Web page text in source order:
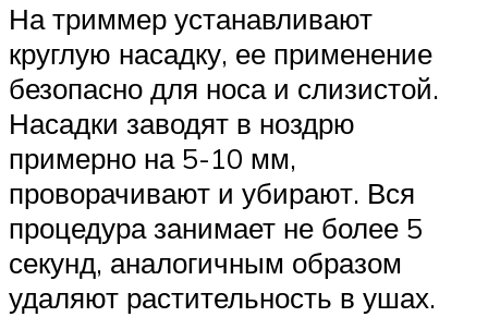
На триммер устанавливают
круглую насадку, ее применение
безопасно для носа и слизистой.
Насадки заводят в ноздрю
примерно на 5-10 мм,
проворачивают и убирают. Вся
процедура занимает не более 5
секунд, аналогичным образом
удаляют растительность в ушах.